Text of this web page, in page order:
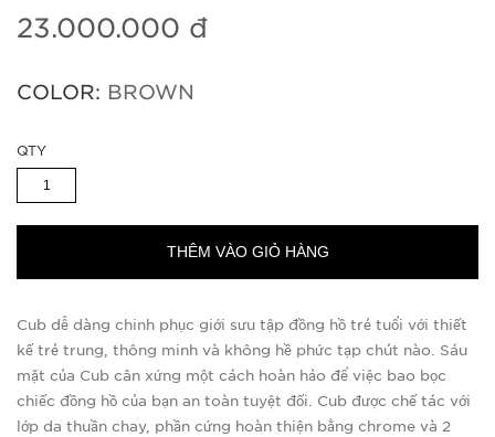
23.000.000 đ
COLOR: BROWN
QTY
THÊM VÀO GIỎ HÀNG
Cub dễ dàng chinh phục giới sưu tập đồng hồ trẻ tuổi với thiết
kế trẻ trung, thông minh và không hề phức tạp chút nào. Sáu
mặt của Cub cân xứng một cách hoàn hảo để việc bao bọc
chiếc đồng hồ của bạn an toàn tuyệt đối. Cub được chế tác với
lớp da thuần chay, phần cứng hoàn thiện bằng chrome và 2